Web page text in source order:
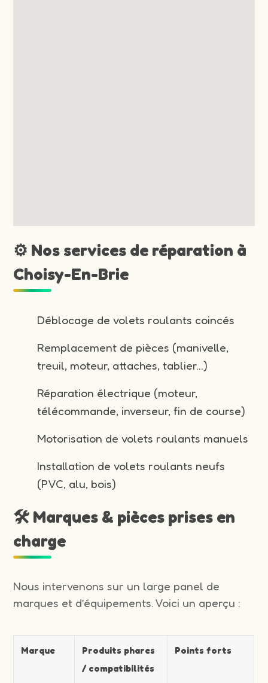
⚙️ Nos services de réparation à
Choisy-En-Brie
Déblocage de volets roulants coincés
Remplacement de pièces (manivelle,
treuil, moteur, attaches, tablier…)
Réparation électrique (moteur,
télécommande, inverseur, fin de course)
Motorisation de volets roulants manuels
Installation de volets roulants neufs
(PVC, alu, bois)
🛠️ Marques & pièces prises en
charge
Nous intervenons sur un large panel de
marques et d’équipements. Voici un aperçu :
Marque
Produits phares
/ compatibilités
Points forts